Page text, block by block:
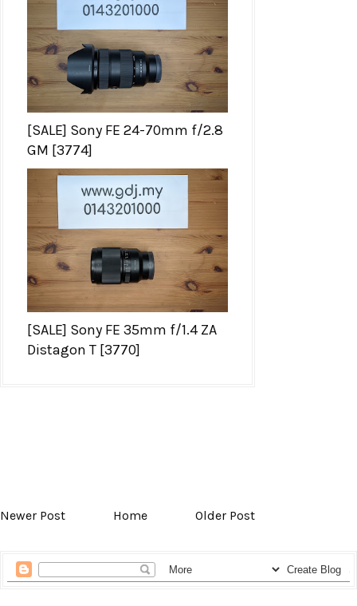
[SALE] Sony FE 24-70mm f/2.8
GM [3774]
[SALE] Sony FE 35mm f/1.4 ZA
Distagon T [3770]
Newer Post Home Older Post